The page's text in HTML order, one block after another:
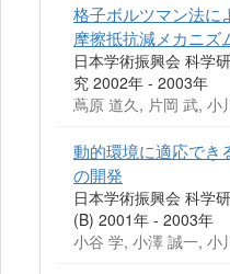
格子ボルツマン法に
摩擦抵抗減メカニズ
日本学術振興会 科学
究 2002年 - 2003年
蔦原 道久, 片岡 武, 小
動的環境に適応でき
の開発
日本学術振興会 科学
(B) 2001年 - 2003年
小谷 学, 小澤 誠一, 小